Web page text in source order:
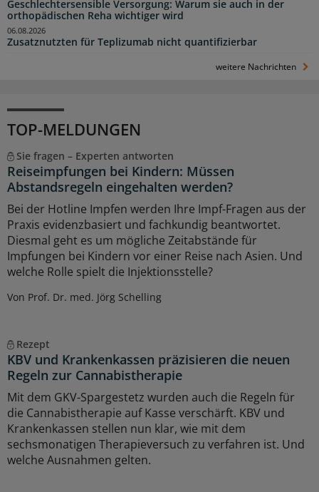
Geschlechtersensible Versorgung: Warum sie auch in der
orthopädischen Reha wichtiger wird
Zusatznutzten für Teplizumab nicht quantifizierbar
06.08.2026
weitere Nachrichten
TOP-MELDUNGEN
Sie fragen – Experten antworten
Reiseimpfungen bei Kindern: Müssen
Abstandsregeln eingehalten werden?
Bei der Hotline Impfen werden Ihre Impf-Fragen aus der
Praxis evidenzbasiert und fachkundig beantwortet.
Diesmal geht es um mögliche Zeitabstände für
Impfungen bei Kindern vor einer Reise nach Asien. Und
welche Rolle spielt die Injektionsstelle?
Von Prof. Dr. med. Jörg Schelling
Rezept
KBV und Krankenkassen präzisieren die neuen
Regeln zur Cannabistherapie
Mit dem GKV-Spargestetz wurden auch die Regeln für
die Cannabistherapie auf Kasse verschärft. KBV und
Krankenkassen stellen nun klar, wie mit dem
sechsmonatigen Therapieversuch zu verfahren ist. Und
welche Ausnahmen gelten.